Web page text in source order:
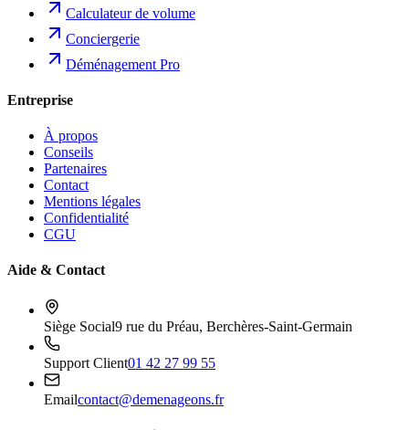
Calculateur de volume
Conciergerie
Déménagement Pro
Entreprise
À propos
Conseils
Partenaires
Contact
Mentions légales
Confidentialité
CGU
Aide & Contact
Siège Social9 rue du Préau, Berchères-Saint-Germain
Support Client01 42 27 99 55
Emailcontact@demenageons.fr